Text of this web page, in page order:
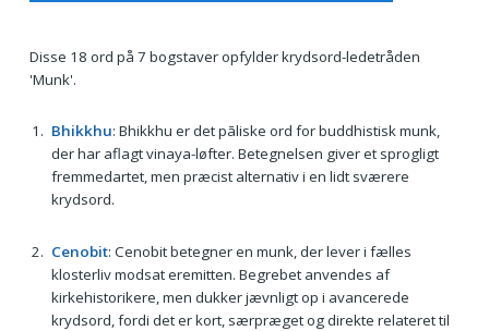
Disse 18 ord på 7 bogstaver opfylder krydsord-ledetråden
'Munk'.
Bhikkhu: Bhikkhu er det pāliske ord for buddhistisk munk,
der har aflagt vinaya-løfter. Betegnelsen giver et sprogligt
fremmedartet, men præcist alternativ i en lidt sværere
krydsord.
Cenobit: Cenobit betegner en munk, der lever i fælles
klosterliv modsat eremitten. Begrebet anvendes af
kirkehistorikere, men dukker jævnligt op i avancerede
krydsord, fordi det er kort, særpræget og direkte relateret til